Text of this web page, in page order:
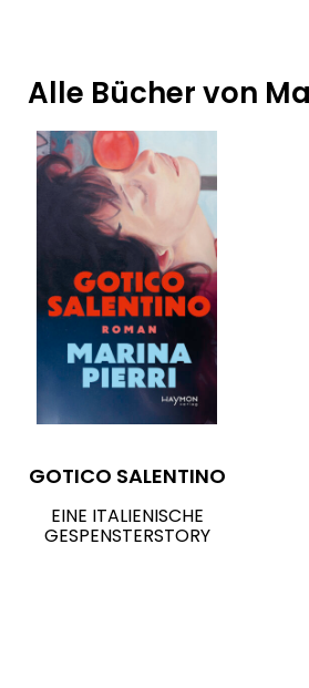
Alle Bücher von
GOTICO SALENTINO
EINE ITALIENISCHE
GESPENSTERSTORY